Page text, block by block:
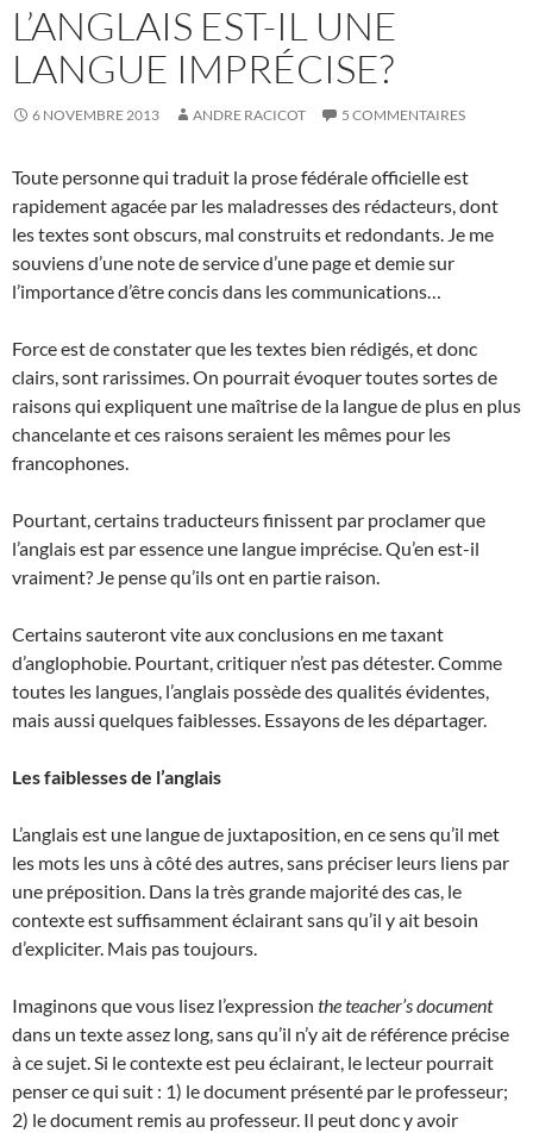
L’ANGLAIS EST-IL UNE
LANGUE IMPRÉCISE?
6 NOVEMBRE 2013 ANDRE RACICOT 5 COMMENTAIRES
Toute personne qui traduit la prose fédérale officielle est
rapidement agacée par les maladresses des rédacteurs, dont
les textes sont obscurs, mal construits et redondants. Je me
souviens d’une note de service d’une page et demie sur
l’importance d’être concis dans les communications…
Force est de constater que les textes bien rédigés, et donc
clairs, sont rarissimes. On pourrait évoquer toutes sortes de
raisons qui expliquent une maîtrise de la langue de plus en plus
chancelante et ces raisons seraient les mêmes pour les
francophones.
Pourtant, certains traducteurs finissent par proclamer que
l’anglais est par essence une langue imprécise. Qu’en est-il
vraiment? Je pense qu’ils ont en partie raison.
Certains sauteront vite aux conclusions en me taxant
d’anglophobie. Pourtant, critiquer n’est pas détester. Comme
toutes les langues, l’anglais possède des qualités évidentes,
mais aussi quelques faiblesses. Essayons de les départager.
Les faiblesses de l’anglais
L’anglais est une langue de juxtaposition, en ce sens qu’il met
les mots les uns à côté des autres, sans préciser leurs liens par
une préposition. Dans la très grande majorité des cas, le
contexte est suffisamment éclairant sans qu’il y ait besoin
d’expliciter. Mais pas toujours.
Imaginons que vous lisez l’expression the teacher’s document
dans un texte assez long, sans qu’il n’y ait de référence précise
à ce sujet. Si le contexte est peu éclairant, le lecteur pourrait
penser ce qui suit : 1) le document présenté par le professeur;
2) le document remis au professeur. Il peut donc y avoir